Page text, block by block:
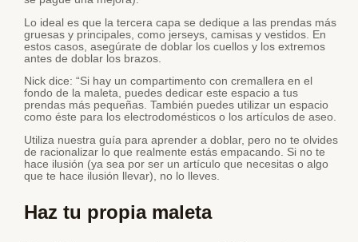
Lo ideal es que la tercera capa se dedique a las prendas más
gruesas y principales, como jerseys, camisas y vestidos. En
estos casos, asegúrate de doblar los cuellos y los extremos
antes de doblar los brazos.
Nick dice: “Si hay un compartimento con cremallera en el
fondo de la maleta, puedes dedicar este espacio a tus
prendas más pequeñas. También puedes utilizar un espacio
como éste para los electrodomésticos o los artículos de aseo.
Utiliza nuestra guía para aprender a doblar, pero no te olvides
de racionalizar lo que realmente estás empacando. Si no te
hace ilusión (ya sea por ser un artículo que necesitas o algo
que te hace ilusión llevar), no lo lleves.
Haz tu propia maleta